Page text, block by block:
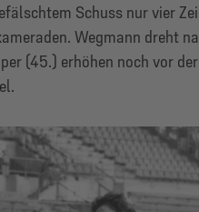
Schuss nur vier
Wegmann dreht
(45.) erhöhen noch vor